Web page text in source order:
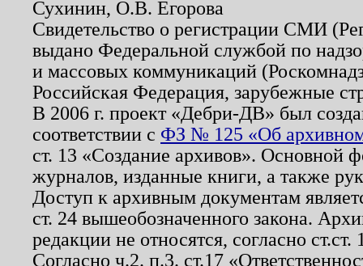
Сухинин, О.В. Егорова
Свидетельство о регистрации СМИ
выдано Федеральной службой по
и массовых коммуникаций
Российская Федерация, зарубежные
В 2006 г. проект «Дебри-ДВ» был
соответствии с ФЗ № 125 «Об
ст. 13 «Создание архивов». Основной
журналов, изданные книги, а также
Доступ к архивным документам
ст. 24 вышеобозначенного закона.
редакции не относятся, согласно
Согласно ч.2. п.3. ст.17